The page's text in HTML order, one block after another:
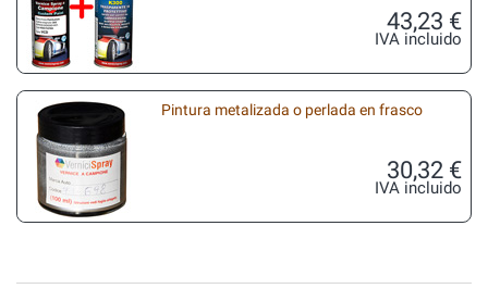
43,23 €
IVA incluido
Pintura metalizada o perlada en frasco
30,32 €
IVA incluido